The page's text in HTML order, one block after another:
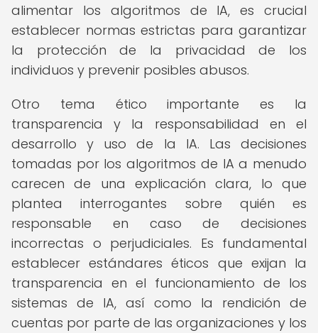
alimentar los algoritmos de IA, es crucial
establecer normas estrictas para garantizar
la protección de la privacidad de los
individuos y prevenir posibles abusos.
Otro tema ético importante es la
transparencia y la responsabilidad en el
desarrollo y uso de la IA. Las decisiones
tomadas por los algoritmos de IA a menudo
carecen de una explicación clara, lo que
plantea interrogantes sobre quién es
responsable en caso de decisiones
incorrectas o perjudiciales. Es fundamental
establecer estándares éticos que exijan la
transparencia en el funcionamiento de los
sistemas de IA, así como la rendición de
cuentas por parte de las organizaciones y los